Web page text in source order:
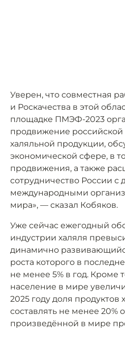
Уверен, что совместная
и Роскачества в этой
площадке ПМЭФ-2023
продвижение
халяльной продукции,
экономической сфере, в
продвижения, а также
сотрудничество России с
международными
мира», — сказал Кобяков.
Уже сейчас ежегодный
индустрии халяля
динамично
роста которого в
не менее 5% в год. Кроме
население в мире
2025 году доля продуктов
составлять не менее 20%
произведённой в мире